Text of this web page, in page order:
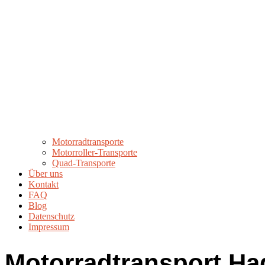
Motorradtransporte
Motorroller-Transporte
Quad-Transporte
Über uns
Kontakt
FAQ
Blog
Datenschutz
Impressum